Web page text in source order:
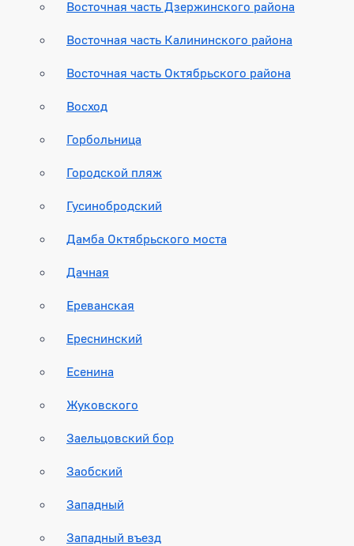
Восточная часть Дзержинского района
Восточная часть Калининского района
Восточная часть Октябрьского района
Восход
Горбольница
Городской пляж
Гусинобродский
Дамба Октябрьского моста
Дачная
Ереванская
Ереснинский
Есенина
Жуковского
Заельцовский бор
Заобский
Западный
Западный въезд